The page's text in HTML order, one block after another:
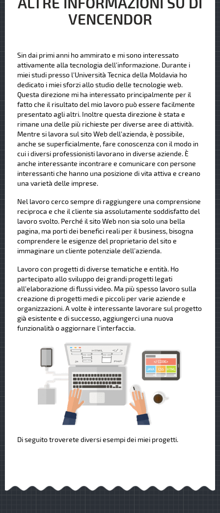
VENCENDOR
Sin dai primi anni ho ammirato e mi sono interessato
attivamente alla tecnologia dell'informazione. Durante i
miei studi presso l'Università Tecnica della Moldavia ho
dedicato i miei sforzi allo studio delle tecnologie web.
Questa direzione mi ha interessato principalmente per il
fatto che il risultato del mio lavoro può essere facilmente
presentato agli altri. Inoltre questa direzione è stata e
rimane una delle più richieste per diverse aree di attività.
Mentre si lavora sul sito Web dell'azienda, è possibile,
anche se superficialmente, fare conoscenza con il modo in
cui i diversi professionisti lavorano in diverse aziende. È
anche interessante incontrare e comunicare con persone
interessanti che hanno una posizione di vita attiva e creano
una varietà delle imprese.
Nel lavoro cerco sempre di raggiungere una comprensione
reciproca e che il cliente sia assolutamente soddisfatto del
lavoro svolto. Perché il sito Web non sia solo una bella
pagina, ma porti dei benefici reali per il business, bisogna
comprendere le esigenze del proprietario del sito e
immaginare un cliente potenziale dell’azienda.
Lavoro con progetti di diverse tematiche e entità. Ho
partecipato allo sviluppo dei grandi progetti legati
all'elaborazione di flussi video. Ma più spesso lavoro sulla
creazione di progetti medi e piccoli per varie aziende e
organizzazioni. A volte è interessante lavorare sul progetto
già esistente e di successo, aggiungerci una nuova
funzionalità o aggiornare l'interfaccia.
Di seguito troverete diversi esempi dei miei progetti.